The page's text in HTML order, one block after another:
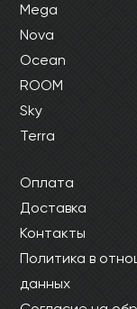
Mega
Nova
Ocean
ROOM
Sky
Terra
Оплата
Доставка
Контакты
Политика в
данных